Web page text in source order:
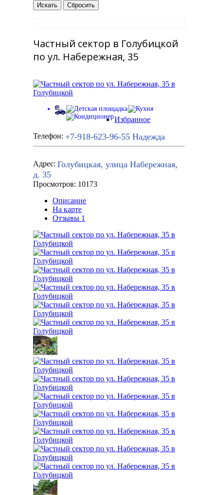
Частный сектор в Голубицкой
по ул. Набережная, 35
Избранное
Телефон: +7-918-623-96-55 Надежда
Адрес: Голубицкая, улица Набережная,
д. 35
Просмотров: 10173
Описание
На карте
Отзывы 1